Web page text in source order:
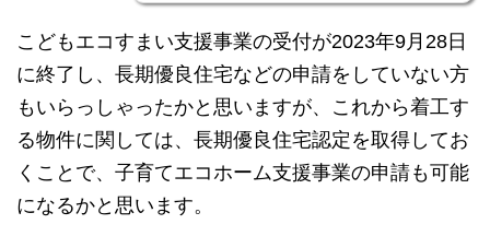
こどもエコすまい支援事業の受付が2023年9月28日
に終了し、長期優良住宅などの申請をしていない方
もいらっしゃったかと思いますが、これから着工す
る物件に関しては、長期優良住宅認定を取得してお
くことで、子育てエコホーム支援事業の申請も可能
になるかと思います。